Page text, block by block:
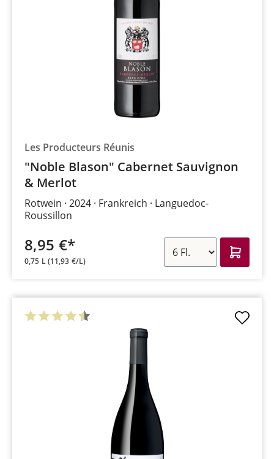
Les Producteurs Réunis
"Noble Blason" Cabernet Sauvignon
& Merlot
Rotwein 2024 Frankreich
Languedoc-
Roussillon
8,95 €*
0,75 L(11,93 €/L)